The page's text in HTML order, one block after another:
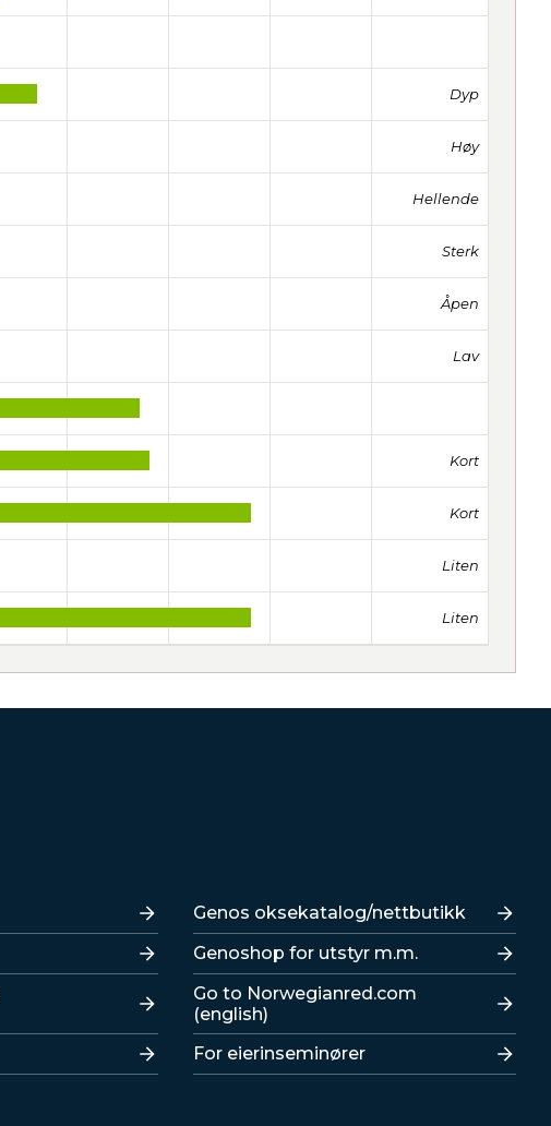
Dyp
Høy
Hellende
Sterk
Åpen
Lav
Kort
Kort
Liten
Liten
Lenker
Genos oksekatalog/nettbutikk
Genoshop for utstyr m.m.
Go to Norwegianred.com
(english)
For eierinseminører